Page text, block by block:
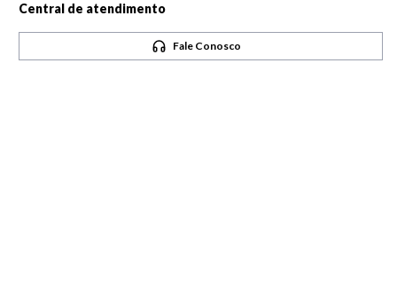
Central de atendimento
Fale Conosco